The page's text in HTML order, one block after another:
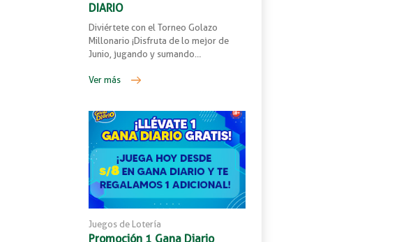
DIARIO
Diviértete con el Torneo Golazo
Millonario ¡Disfruta de lo mejor de
Junio, jugando y sumando…
Ver más
Juegos de Lotería
Promoción 1 Gana Diario